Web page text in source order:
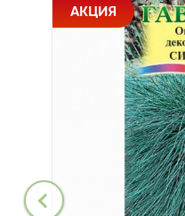
АКЦИЯ